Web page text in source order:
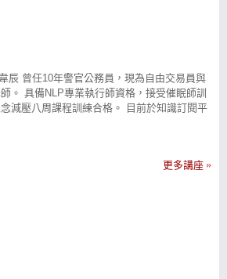
辰 曾任10年警官公務員，現為自由交易員與
。 具備NLP專業執行師資格，接受催眠師訓
減壓八周課程訓練合格。 目前於知識訂閱平
專注於交易，致力於教育，期許自己也幫助別
更多講座